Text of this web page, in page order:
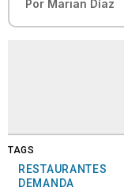
Por Marian Díaz
TAGS
RESTAURANTES
DEMANDA